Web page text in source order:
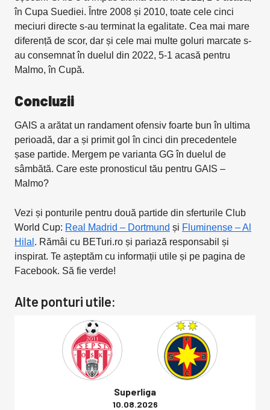
în Cupa Suediei. Între 2008 și 2010, toate cele cinci
meciuri directe s-au terminat la egalitate. Cea mai mare
diferență de scor, dar și cele mai multe goluri marcate s-
au consemnat în duelul din 2022, 5-1 acasă pentru
Malmo, în Cupă.
Concluzii
GAIS a arătat un randament ofensiv foarte bun în ultima
perioadă, dar a și primit gol în cinci din precedentele
șase partide. Mergem pe varianta GG în duelul de
sâmbătă. Care este pronosticul tău pentru GAIS –
Malmo?
Vezi și ponturile pentru două partide din sferturile Club
World Cup: Real Madrid – Dortmund și Fluminense – Al
Hilal . Rămâi cu BETuri.ro și pariază responsabil și
inspirat. Te așteptăm cu informații utile și pe pagina de
Facebook. Să fie verde!
Alte ponturi utile:
Superliga
10.08.2026